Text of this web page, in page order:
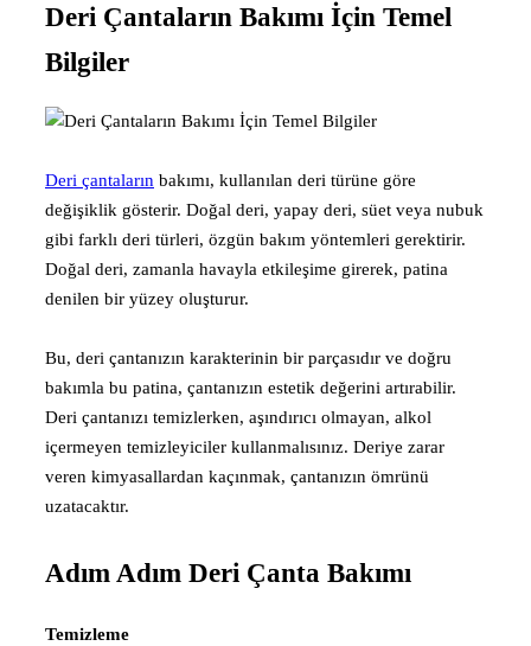
Deri Çantaların Bakımı İçin Temel
Bilgiler
Deri çantaların bakımı, kullanılan deri türüne göre
değişiklik gösterir. Doğal deri, yapay deri, süet veya nubuk
gibi farklı deri türleri, özgün bakım yöntemleri gerektirir.
Doğal deri, zamanla havayla etkileşime girerek, patina
denilen bir yüzey oluşturur.
Bu, deri çantanızın karakterinin bir parçasıdır ve doğru
bakımla bu patina, çantanızın estetik değerini artırabilir.
Deri çantanızı temizlerken, aşındırıcı olmayan, alkol
içermeyen temizleyiciler kullanmalısınız. Deriye zarar
veren kimyasallardan kaçınmak, çantanızın ömrünü
uzatacaktır.
Adım Adım Deri Çanta Bakımı
Temizleme